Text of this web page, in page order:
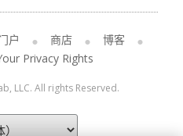
户 商店
博客
Privacy Rights
LLC. All rights Reserved.